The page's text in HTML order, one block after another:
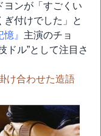
ヨンが「すごくい
付けでした」と
』 主演のチョ
ドル”として注目さ
け合わせた造語